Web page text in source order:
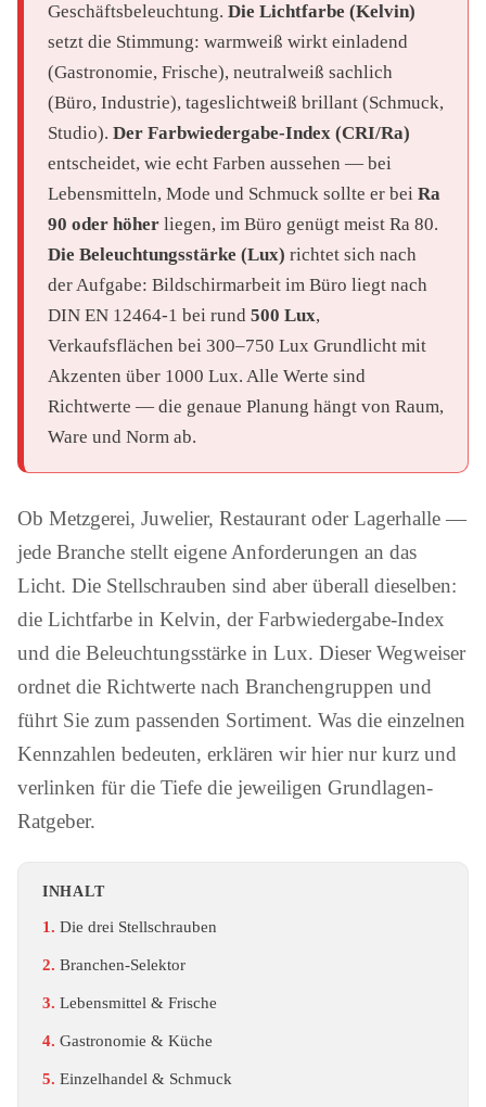
Geschäftsbeleuchtung. Die Lichtfarbe (Kelvin)
setzt die Stimmung: warmweiß wirkt einladend
(Gastronomie, Frische), neutralweiß sachlich
(Büro, Industrie), tageslichtweiß brillant (Schmuck,
Studio). Der Farbwiedergabe-Index (CRI/Ra)
entscheidet, wie echt Farben aussehen — bei
Lebensmitteln, Mode und Schmuck sollte er bei Ra
90 oder höher liegen, im Büro genügt meist Ra 80.
Die Beleuchtungsstärke (Lux) richtet sich nach
der Aufgabe: Bildschirmarbeit im Büro liegt nach
DIN EN 12464-1 bei rund 500 Lux,
Verkaufsflächen bei 300–750 Lux Grundlicht mit
Akzenten über 1000 Lux. Alle Werte sind
Richtwerte — die genaue Planung hängt von Raum,
Ware und Norm ab.
Ob Metzgerei, Juwelier, Restaurant oder Lagerhalle —
jede Branche stellt eigene Anforderungen an das
Licht. Die Stellschrauben sind aber überall dieselben:
die Lichtfarbe in Kelvin, der Farbwiedergabe-Index
und die Beleuchtungsstärke in Lux. Dieser Wegweiser
ordnet die Richtwerte nach Branchengruppen und
führt Sie zum passenden Sortiment. Was die einzelnen
Kennzahlen bedeuten, erklären wir hier nur kurz und
verlinken für die Tiefe die jeweiligen Grundlagen-
Ratgeber.
INHALT
Die drei Stellschrauben
Branchen-Selektor
Lebensmittel & Frische
Gastronomie & Küche
Einzelhandel & Schmuck